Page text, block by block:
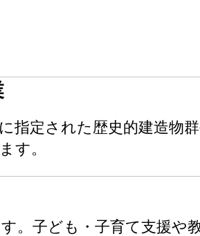
指定された歴史的建造物
す。
。子ども・子育て支援や